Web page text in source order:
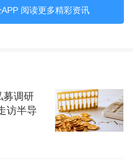
遭受重挫。
股遭遇“黑色星期五”，
阅读更多精彩资讯
募调研
访半导